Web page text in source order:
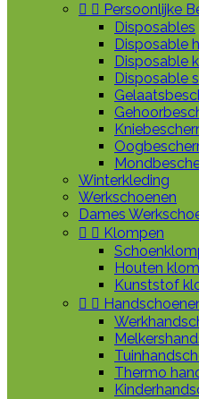
  Persoonlijke
Disposables
Disposable
Disposable
Disposable
Winterkleding
Werkschoenen
Dames
  Klompen
Houten
Kunststof
 
Thermo